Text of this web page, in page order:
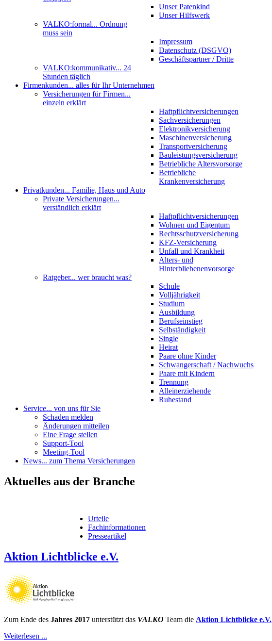
Unser Patenkind
Unser Hilfswerk
VALKO:formal... Ordnung
muss sein
Impressum
Datenschutz (DSGVO)
Geschäftspartner / Dritte
VALKO:kommunikativ... 24
Stunden täglich
Firmenkunden... alles für Ihr Unternehmen
Versicherungen für Firmen...
einzeln erklärt
Haftpflichtversicherungen
Sachversicherungen
Elektronikversicherung
Maschinenversicherung
Transportversicherung
Bauleistungsversicherung
Betriebliche Altersvorsorge
Betriebliche
Krankenversicherung
Privatkunden... Familie, Haus und Auto
Private Versicherungen...
verständlich erklärt
Haftpflichtversicherungen
Wohnen und Eigentum
Rechtsschutzversicherung
KFZ-Versicherung
Unfall und Krankheit
Alters- und
Hinterbliebenenvorsorge
Ratgeber... wer braucht was?
Schule
Volljährigkeit
Studium
Ausbildung
Berufseinstieg
Selbständigkeit
Single
Heirat
Paare ohne Kinder
Schwangerschaft / Nachwuchs
Paare mit Kindern
Trennung
Alleinerziehende
Ruhestand
Service... von uns für Sie
Schaden melden
Änderungen mitteilen
Eine Frage stellen
Support-Tool
Meeting-Tool
News... zum Thema Versicherungen
Aktuelles aus der Branche
Urteile
Fachinformationen
Presseartikel
Aktion Lichtblicke e.V.
Zum Ende des Jahres 2017 unterstützt das VALKO Team die Aktion Lichtblicke e.V.
Weiterlesen ...